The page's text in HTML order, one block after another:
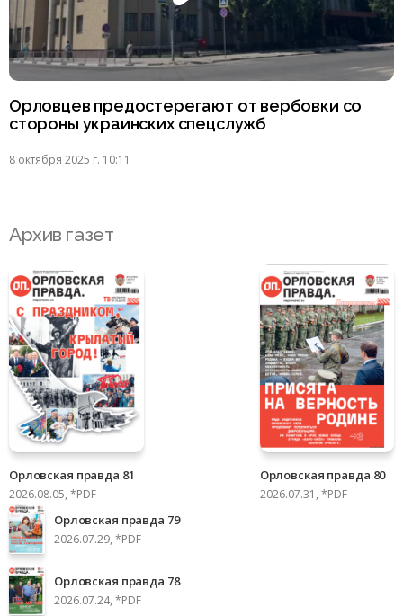
Орловцев предостерегают от вербовки со
стороны украинских спецслужб
8 октября 2025 г. 10:11
Архив газет
Орловская правда 81
2026.08.05, *PDF
Орловская правда 80
2026.07.31, *PDF
Орловская правда 79
2026.07.29, *PDF
Орловская правда 78
2026.07.24, *PDF